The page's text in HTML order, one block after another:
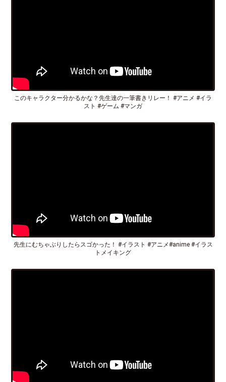
このキャラクター分かるかな？先生達の一筆書きリレー！ #アニメ #イラ
スト #ゲーム #マンガ
先生にむちゃぶりしたらスゴかった！ #イラスト #アニメ#anime #イラス
トメイキング